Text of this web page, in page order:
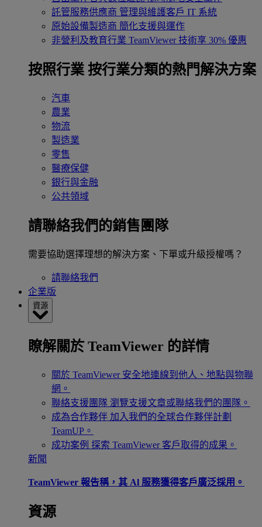
託管服務供應商 管理與維護客戶 IT 系統
原始設備製造商 簡化支援與運作
非營利及教育行業 TeamViewer 技術享 30% 優惠
按照行業 按行業分類的熱門解決方案
汽車
農業
物流
製造業
零售
醫療保健
銀行與金融
公共領域
請聯絡我們的銷售團隊
需要協助選擇理想的解決方案、下單或升級授權嗎？
請聯絡我們
企業版
資源
瞭解關於 TeamViewer 的詳情
關於 TeamViewer 安全地連線到他人、地點與物聯
網。
聯絡支援團隊 瀏覽支援文章或聯絡我們的團隊。
成為合作夥伴 加入我們的全球合作夥伴計劃
TeamUP。
成功案例 探索 TeamViewer 客戶取得的成果。
新聞
TeamViewer 報告稱，其 Al 服務獲得客戶廣泛採用。
資源